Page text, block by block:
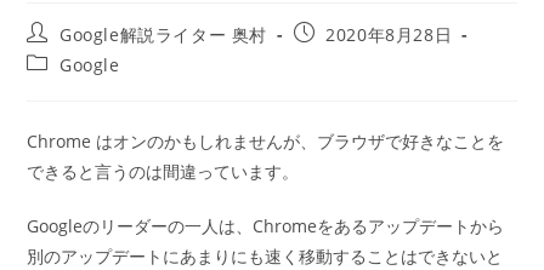
投
稿
者:
Google解説ライター 奥村
投
2020年8月28日
投
テ
ゴ
リ
Google
Chrome はオンのかもしれませんが、ブラウザで好きなことを
できると言うのは間違っています。
Googleのリーダーの一人は、Chromeをあるアップデートから
別のアップデートにあまりにも速く移動することはできないと